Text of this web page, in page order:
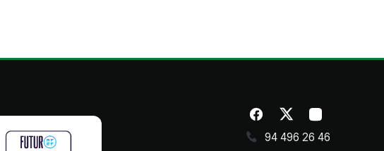
94 496 26 46